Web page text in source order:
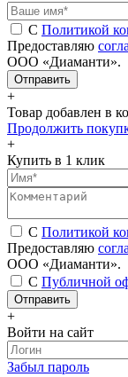
С Политикой
Предоставляю
ООО «Диаманти».
+
Товар добавлен в
Продолжить
+
Купить в 1 клик
С Политикой
Предоставляю
ООО «Диаманти».
С Публичной
Отправить
+
Войти на сайт
Забыл пароль